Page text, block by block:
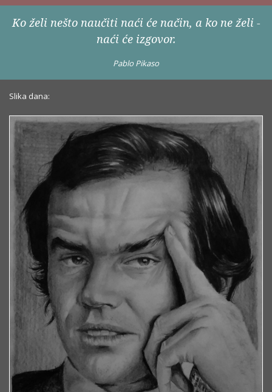
Ko želi nešto naučiti naći će način, a ko ne želi -
naći će izgovor.
Pablo Pikaso
Slika dana: